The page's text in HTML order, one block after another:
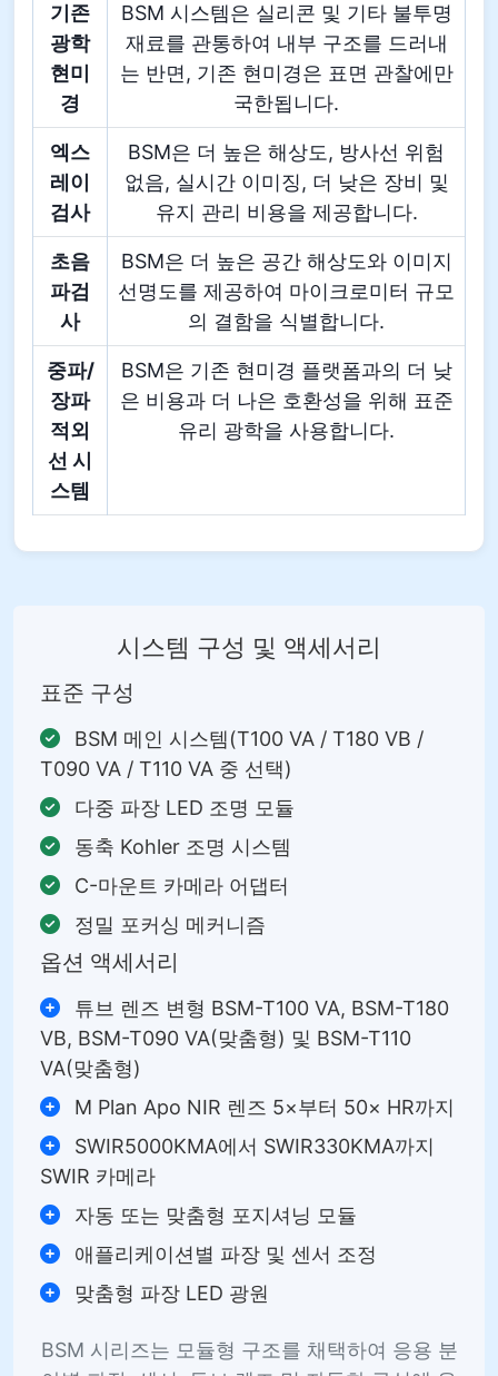
기존
광학
현미
경
BSM 시스템은 실리콘 및 기타 불투명
재료를 관통하여 내부 구조를 드러내
는 반면, 기존 현미경은 표면 관찰에만
국한됩니다.
엑스
레이
검사
BSM은 더 높은 해상도, 방사선 위험
없음, 실시간 이미징, 더 낮은 장비 및
유지 관리 비용을 제공합니다.
초음
파검
사
BSM은 더 높은 공간 해상도와 이미지
선명도를 제공하여 마이크로미터 규모
의 결함을 식별합니다.
중파/
장파
적외
선 시
스템
BSM은 기존 현미경 플랫폼과의 더 낮
은 비용과 더 나은 호환성을 위해 표준
유리 광학을 사용합니다.
시스템 구성 및 액세서리
표준 구성
BSM 메인 시스템(T100 VA / T180 VB /
T090 VA / T110 VA 중 선택)
다중 파장 LED 조명 모듈
동축 Kohler 조명 시스템
C-마운트 카메라 어댑터
정밀 포커싱 메커니즘
옵션 액세서리
튜브 렌즈 변형 BSM-T100 VA, BSM-T180
VB, BSM-T090 VA(맞춤형) 및 BSM-T110
VA(맞춤형)
M Plan Apo NIR 렌즈 5×부터 50× HR까지
SWIR5000KMA에서 SWIR330KMA까지
SWIR 카메라
자동 또는 맞춤형 포지셔닝 모듈
애플리케이션별 파장 및 센서 조정
맞춤형 파장 LED 광원
BSM 시리즈는 모듈형 구조를 채택하여 응용 분